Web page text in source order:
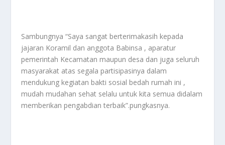
Sambungnya “Saya sangat berterimakasih kepada
jajaran Koramil dan anggota Babinsa , aparatur
pemerintah Kecamatan maupun desa dan juga seluruh
masyarakat atas segala partisipasinya dalam
mendukung kegiatan bakti sosial bedah rumah ini ,
mudah mudahan sehat selalu untuk kita semua didalam
memberikan pengabdian terbaik”.pungkasnya.